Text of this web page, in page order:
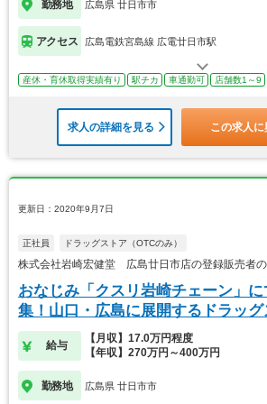
勤務地 広島県 廿日市市
アクセス 広島電鉄宮島線 広電廿日市駅
産休・育休取得実績有り 駅チカ 車通勤可 店舗数1～9
求人の詳細を見る この求人
更新日：2020年9月7日
正社員 ドラッグストア（OTCのみ）
株式会社岩崎宏健堂 広島廿日市店の登録販売者の
おなじみ「クスリ岩崎チェーン」
集！山口・広島に展開するドラッグ
給与
【月収】17.0万円程度
【年収】270万円～400万円
勤務地 広島県 廿日市市